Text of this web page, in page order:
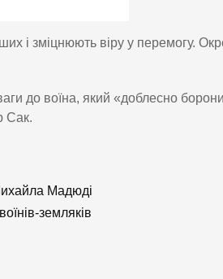
і зміцнюють віру у перемогу.
до воїна, який «доблесно
Сак.
Мадюді
земляків